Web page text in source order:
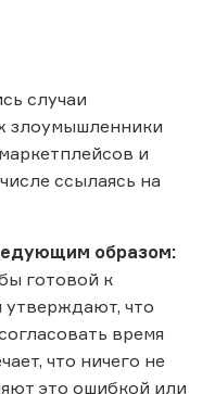
случаи
злоумышленники
и
ссылаясь на
образом:
готовой к
утверждают, что
время
что ничего не
это ошибкой или